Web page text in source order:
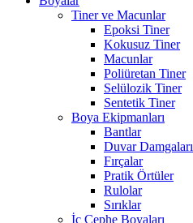
Tiner ve Macunlar
Epoksi Tiner
Kokusuz Tiner
Macunlar
Poliüretan Tiner
Selülozik Tiner
Sentetik Tiner
Boya Ekipmanları
Bantlar
Duvar Damgaları
Fırçalar
Pratik Örtüler
Rulolar
Sırıklar
İç Cephe Boyaları